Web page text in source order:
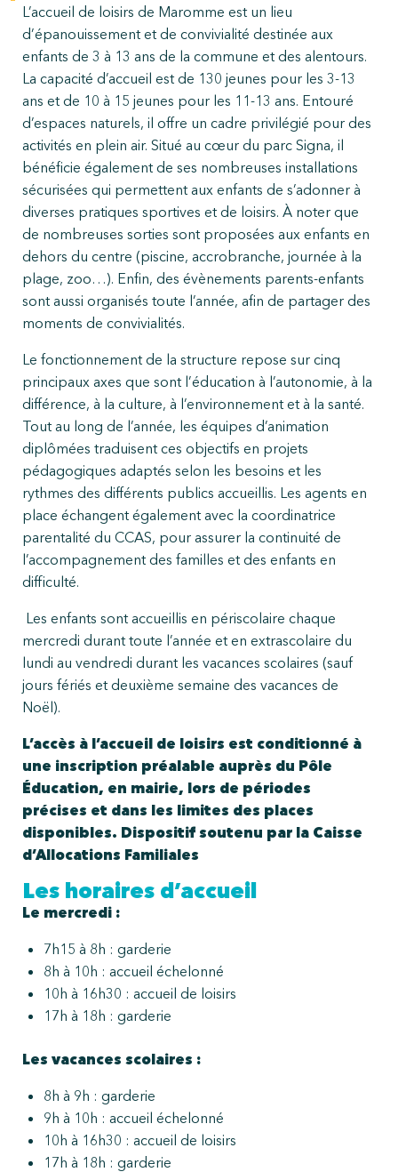
L’accueil de loisirs de Maromme est un lieu
d’épanouissement et de convivialité destinée aux
enfants de 3 à 13 ans de la commune et des alentours.
La capacité d’accueil est de 130 jeunes pour les 3-13
ans et de 10 à 15 jeunes pour les 11-13 ans. Entouré
d’espaces naturels, il offre un cadre privilégié pour des
activités en plein air. Situé au cœur du parc Signa, il
bénéficie également de ses nombreuses installations
sécurisées qui permettent aux enfants de s’adonner à
diverses pratiques sportives et de loisirs. À noter que
de nombreuses sorties sont proposées aux enfants en
dehors du centre (piscine, accrobranche, journée à la
plage, zoo…). Enfin, des évènements parents-enfants
sont aussi organisés toute l’année, afin de partager des
moments de convivialités.
Le fonctionnement de la structure repose sur cinq
principaux axes que sont l’éducation à l’autonomie, à la
différence, à la culture, à l’environnement et à la santé.
Tout au long de l’année, les équipes d’animation
diplômées traduisent ces objectifs en projets
pédagogiques adaptés selon les besoins et les
rythmes des différents publics accueillis. Les agents en
place échangent également avec la coordinatrice
parentalité du CCAS, pour assurer la continuité de
l’accompagnement des familles et des enfants en
difficulté.
Les enfants sont accueillis en périscolaire chaque
mercredi durant toute l’année et en extrascolaire du
lundi au vendredi durant les vacances scolaires (sauf
jours fériés et deuxième semaine des vacances de
Noël).
L’accès à l’accueil de loisirs est conditionné à
une inscription préalable auprès du Pôle
Éducation, en mairie, lors de périodes
précises et dans les limites des places
disponibles. Dispositif soutenu par la Caisse
d’Allocations Familiales
Les horaires d’accueil
Le mercredi :
7h15 à 8h : garderie
8h à 10h : accueil échelonné
10h à 16h30 : accueil de loisirs
17h à 18h : garderie
Les vacances scolaires :
8h à 9h : garderie
9h à 10h : accueil échelonné
10h à 16h30 : accueil de loisirs
17h à 18h : garderie